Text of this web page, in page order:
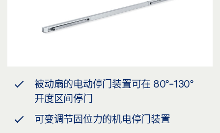
被动扇的电动停门装置可在 80°-130°
开度区间停门
可变调节固位力的机电停门装置